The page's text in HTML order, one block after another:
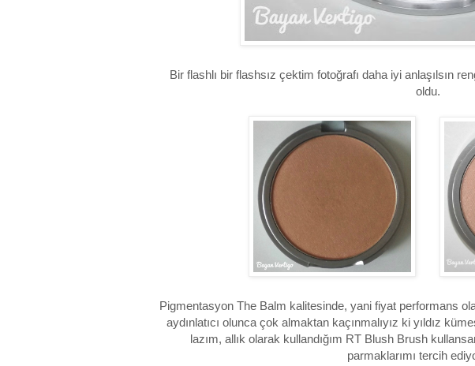
Bir flashlı bir flashsız çektim fotoğrafı daha iyi anlaşılsın
oldu.
Pigmentasyon The Balm kalitesinde, yani fiyat performans
aydınlatıcı olunca çok almaktan kaçınmalıyız ki yıldız
lazım, allık olarak kullandığım RT Blush Brush
parmaklarımı tercih